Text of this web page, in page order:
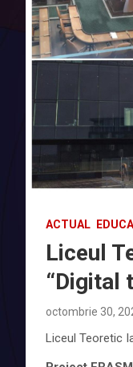
ACTUAL
Liceul
“Digital
octombrie 30,
Liceul Teoretic